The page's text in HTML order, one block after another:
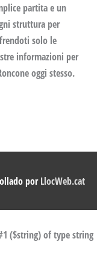
partita e un
struttura per
solo le
informazioni per
oggi stesso.
porLlocWeb.cat
($string) of type string